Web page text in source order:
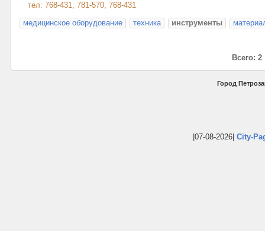
тел: 768-431, 781-570, 768-431
медицинское оборудование
техника инструменты
Всего: 2
Город
|07-08-2026| City-